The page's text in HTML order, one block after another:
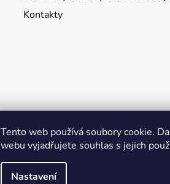
Tento web používá soubory cookie.
webu vyjadřujete souhlas s jejich
Nastavení
Kontakty